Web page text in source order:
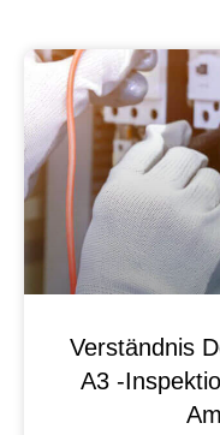
Verständnis
A3 -